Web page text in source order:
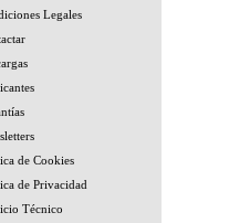
Legales
de Cookies
de Privacidad
Técnico